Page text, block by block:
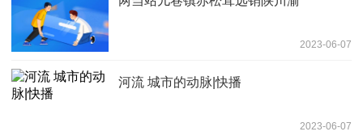
2023-06-07
河流 城市的动脉|快播
2023-06-07